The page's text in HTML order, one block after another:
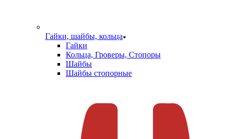
Гайки, шайбы, кольца
Гайки
Кольца, Гроверы, Стопоры
Шайбы
Шайбы стопорные